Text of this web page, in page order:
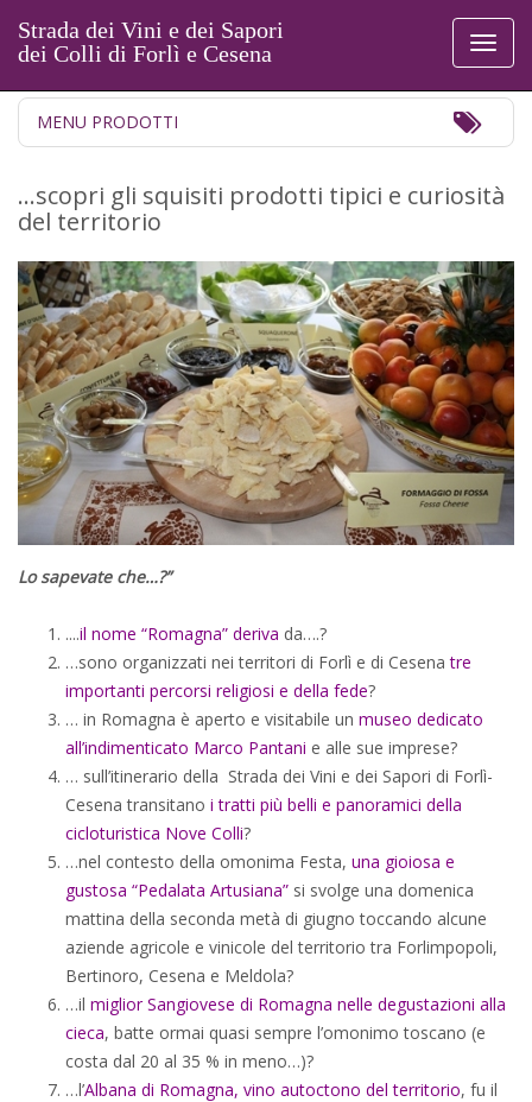
Strada dei Vini e dei Sapori
dei Colli di Forlì e Cesena
MENU PRODOTTI
…scopri gli squisiti prodotti tipici e curiosità
del territorio
Lo sapevate che…?”
....il nome “Romagna” deriva da….?
…sono organizzati nei territori di Forlì e di Cesenatre
importanti percorsi religiosi e della fede?
… in Romagna è aperto e visitabile un museo dedicato
all’indimenticato Marco Pantani e alle sue imprese?
… sull’itinerario della Strada dei Vini e dei Sapori di Forlì-
Cesena transitano i tratti più belli e panoramici della
cicloturistica Nove Colli?
…nel contesto della omonima Festa, una gioiosa e
gustosa “Pedalata Artusiana” si svolge una domenica
mattina della seconda metà di giugno toccando alcune
aziende agricole e vinicole del territorio tra Forlimpopoli,
Bertinoro, Cesena e Meldola?
…il miglior Sangiovese di Romagna nelle degustazioni alla
cieca, batte ormai quasi sempre l’omonimo toscano (e
costa dal 20 al 35 % in meno…)?
…l’Albana di Romagna, vino autoctono del territorio, fu il